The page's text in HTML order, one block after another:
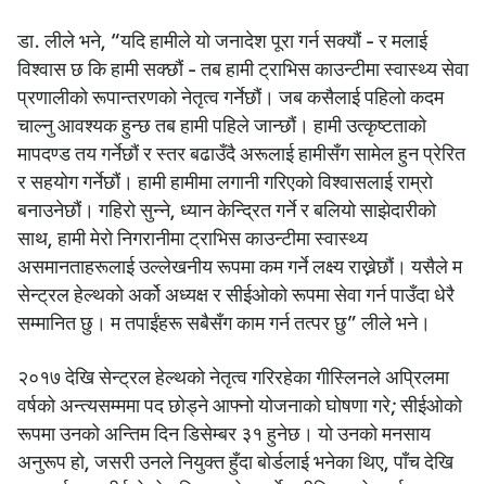
डा. लीले भने, “यदि हामीले यो जनादेश पूरा गर्न सक्यौं - र मलाई
विश्वास छ कि हामी सक्छौं - तब हामी ट्राभिस काउन्टीमा स्वास्थ्य सेवा
प्रणालीको रूपान्तरणको नेतृत्व गर्नेछौं। जब कसैलाई पहिलो कदम
चाल्नु आवश्यक हुन्छ तब हामी पहिले जान्छौं। हामी उत्कृष्टताको
मापदण्ड तय गर्नेछौं र स्तर बढाउँदै अरूलाई हामीसँग सामेल हुन प्रेरित
र सहयोग गर्नेछौं। हामी हामीमा लगानी गरिएको विश्वासलाई राम्रो
बनाउनेछौं। गहिरो सुन्ने, ध्यान केन्द्रित गर्ने र बलियो साझेदारीको
साथ, हामी मेरो निगरानीमा ट्राभिस काउन्टीमा स्वास्थ्य
असमानताहरूलाई उल्लेखनीय रूपमा कम गर्ने लक्ष्य राख्नेछौं। यसैले म
सेन्ट्रल हेल्थको अर्को अध्यक्ष र सीईओको रूपमा सेवा गर्न पाउँदा धेरै
सम्मानित छु। म तपाईंहरू सबैसँग काम गर्न तत्पर छु” लीले भने।
२०१७ देखि सेन्ट्रल हेल्थको नेतृत्व गरिरहेका गीस्लिनले अप्रिलमा
वर्षको अन्त्यसम्ममा पद छोड्ने आफ्नो योजनाको घोषणा गरे; सीईओको
रूपमा उनको अन्तिम दिन डिसेम्बर ३१ हुनेछ। यो उनको मनसाय
अनुरूप हो, जसरी उनले नियुक्त हुँदा बोर्डलाई भनेका थिए, पाँच देखि